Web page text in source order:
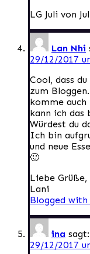
LG Juli von
Lan Nhi
29/12/2017
Cool, dass
zum
komme auch
kann ich das
Würdest du
Ich bin
und neue
🙂
Liebe Grüße,
Lani
Blogged with
ina sagt:
29/12/2017